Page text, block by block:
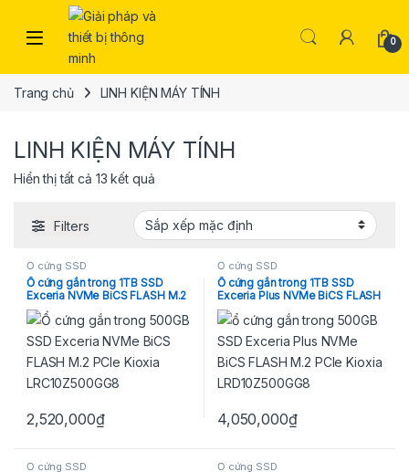
Skip to navigation
Skip to content
Open 0
Trang chủ LINH KIỆN MÁY TÍNH
LINH KIỆN MÁY TÍNH
Hiển thị tất cả 13 kết quả
Filters
Ổ cứng SSD
Ổ cứng gắn trong 1TB SSD
Exceria NVMe BiCS FLASH M.2
PCIe Kioxia LRC10Z001TG8
2,520,000₫
Ổ cứng SSD
Ổ cứng gắn trong 1TB SSD
Exceria Plus NVMe BiCS FLASH
M.2 PCIe Kioxia
LRD10Z001TG8
4,050,000₫
Ổ cứng SSD Ổ cứng SSD